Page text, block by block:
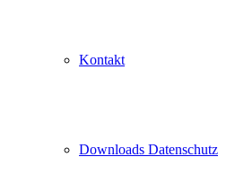
Kontakt
Downloads Datenschutz